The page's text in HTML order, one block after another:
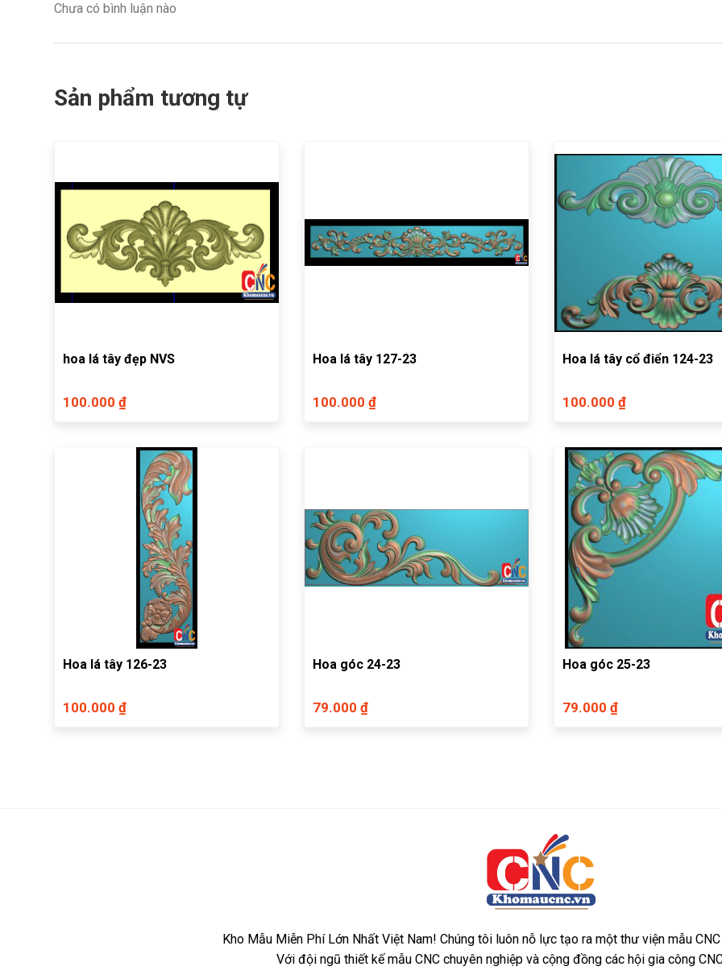
Chưa có bình luận nào
Sản phẩm tương tự
hoa lá tây đẹp NVS
100.000 ₫
Hoa lá tây 127-23
100.000 ₫
Hoa lá tây cổ điển 124-23
100.000 ₫
Hoa lá tây 126-23
100.000 ₫
Hoa góc 24-23
79.000 ₫
Hoa góc 25-23
79.000 ₫
Kho Mẫu Miễn Phí Lớn Nhất Việt Nam! Chúng tôi luôn nỗ lực tạo ra một thư viện mẫu
Với đội ngũ thiết kế mẫu CNC chuyên nghiệp và cộng đồng các hội gia công